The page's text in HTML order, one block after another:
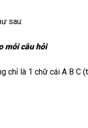
sau:
mỗi câu hỏi
chỉ là 1 chữ cái A B C